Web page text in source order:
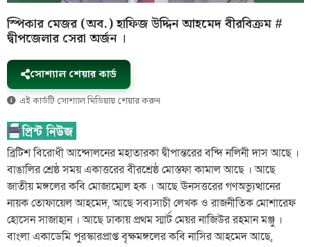
স্পিকার মেজর (অব.) হাফিজ উদ্দিন আহমেদ বীরবিক্রম #
দ্বীপজেলার সেরা অর্জন ।
সোশ্যাল শেয়ার কার্ড
এই কার্ডটি সোশ্যাল মিডিয়ায় শেয়ার করুন
ব্রিটিশ বিরোধী আন্দোলনের মহাতারকা দ্বীপান্তরের বন্দি নলিনী দাস আছে ।
বাঙালির শ্রেষ্ঠ সময় একাত্তরের বীরশ্রেষ্ঠ মোস্তফা কামাল আছে । আছে
জাতীয় মঙ্গলের কবি মোজাম্মেল হক । আছে ঊনসত্তরের গণঅভ্যুত্থানের
নায়ক তোফায়েল আহমেদ, আছে সব্যসাচী লেখক ও রাজনীতিক মোশারেফ
হোসেন সাজাহান । আছে ঢাকায় প্রথম স্মার্ট মেয়র নাজিউর রহমান মঞ্জু ।
বাংলা একাডেমি পুরস্কারপ্রাপ্ত বৃক্ষমঙ্গলের কবি নাসির আহমেদ আছে,